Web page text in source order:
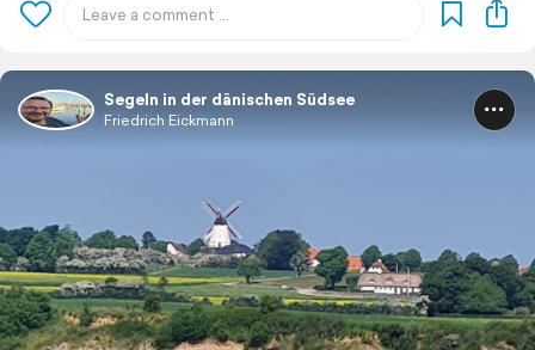
Segeln in der dänischen Südsee
Friedrich Eickmann